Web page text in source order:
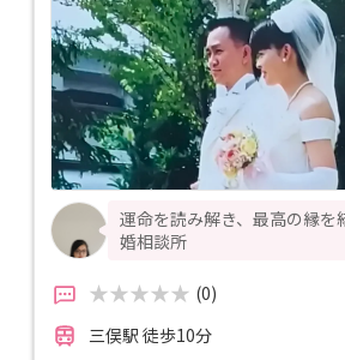
運命を読み解き、最高の縁を
婚相談所
(0)
三俣駅 徒歩10分